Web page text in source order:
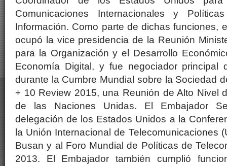
Comunicaciones Internacionales y
Información. Como parte de dichas funciones,
ocupó la vice presidencia de la Reunión
para la Organización y el Desarrollo
Economía Digital, y fue negociador principal
durante la Cumbre Mundial sobre la Sociedad
+ 10 Review 2015, una Reunión de Alto Nivel
de las Naciones Unidas. El Embajador
delegación de los Estados Unidos a la
la Unión Internacional de Telecomunicaciones
Busan y al Foro Mundial de Políticas de
2013. El Embajador también cumplió